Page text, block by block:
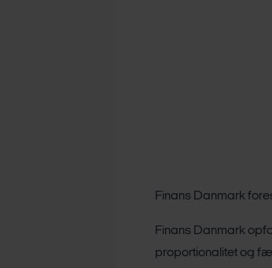
Finans Danmark
Finans Danmark
proportionalitet og